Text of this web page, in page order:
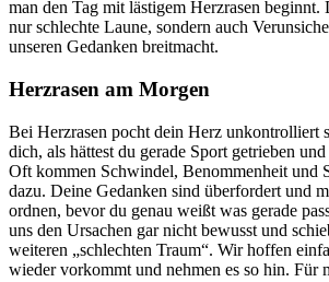
man den Tag mit lästigem Herzrasen beginnt.
nur schlechte Laune, sondern auch
unseren Gedanken breitmacht.
Herzrasen am Morgen
Bei Herzrasen pocht dein Herz unkontrolliert
dich, als hättest du gerade Sport getrieben
Oft kommen Schwindel, Benommenheit und
dazu. Deine Gedanken sind überfordert und
ordnen, bevor du genau weißt was gerade
uns den Ursachen gar nicht bewusst und
weiteren „schlechten Traum“. Wir hoffen
wieder vorkommt und nehmen es so hin. Für